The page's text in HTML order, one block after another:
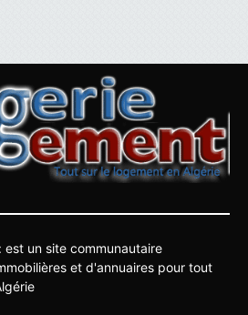
est un site communautaire
et d'annuaires pour tout